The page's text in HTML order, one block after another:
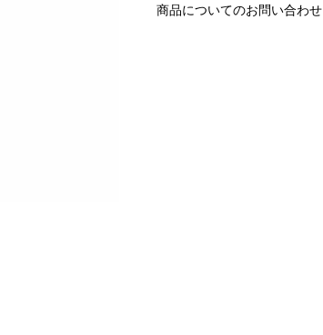
商品についてのお問い合わせ